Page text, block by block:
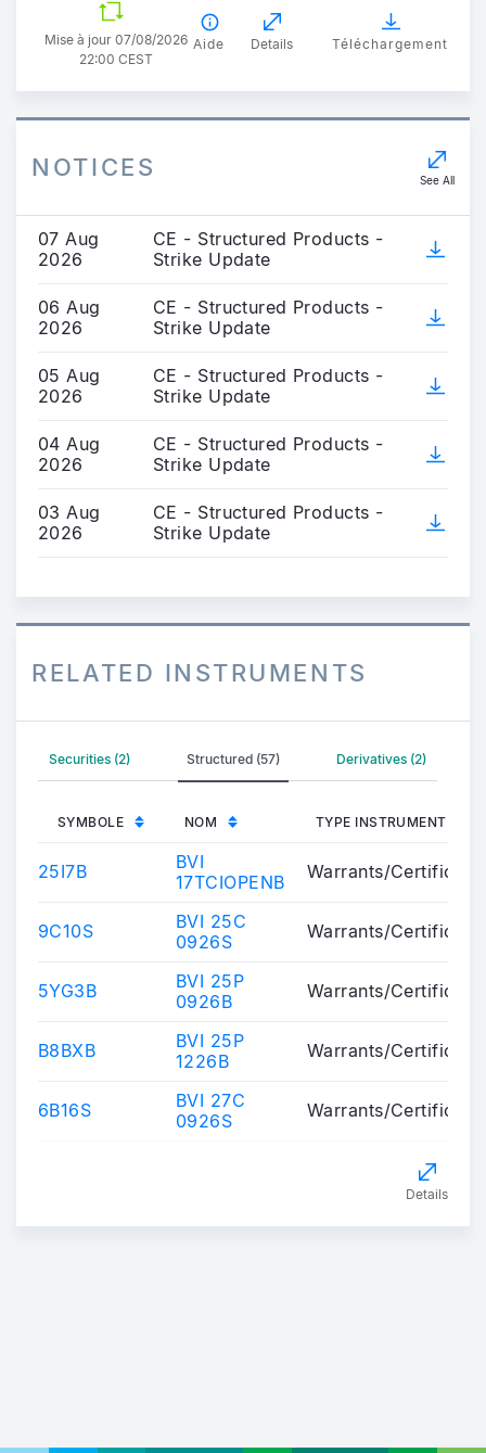
Mise à jour 07/08/2026
22:00 CEST
Aide Details Téléchargement
NOTICES See All
07 Aug
2026
CE - Structured Products -
Strike Update
06 Aug
2026
CE - Structured Products -
Strike Update
05 Aug
2026
CE - Structured Products -
Strike Update
04 Aug
2026
CE - Structured Products -
Strike Update
03 Aug
2026
CE - Structured Products -
Strike Update
RELATED INSTRUMENTS
Securities (2) Structured (57) Derivatives (2)
SYMBOLE NOM TYPE INSTRUMENT
25I7B
BVI
17TCIOPENB
Warrants/
9C10S
BVI 25C
0926S
Warrants/
5YG3B
BVI 25P
0926B
Warrants/
B8BXB
BVI 25P
1226B
Warrants/
6B16S
BVI 27C
0926S
Warrants/
Details